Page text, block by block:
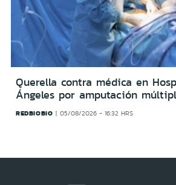
Querella contra médica en
Ángeles por amputación
REDBIOBIO 05/08/2026 - 16:32 HRS